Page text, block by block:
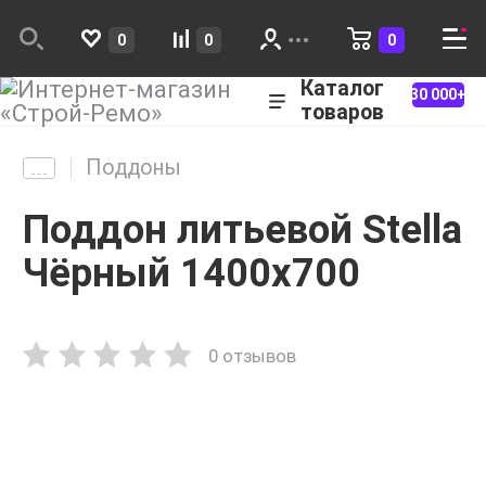
0 0 0
Каталог
товаров
30 000+
Поддоны
Поддон литьевой Stella
Чёрный 1400x700
0 отзывов